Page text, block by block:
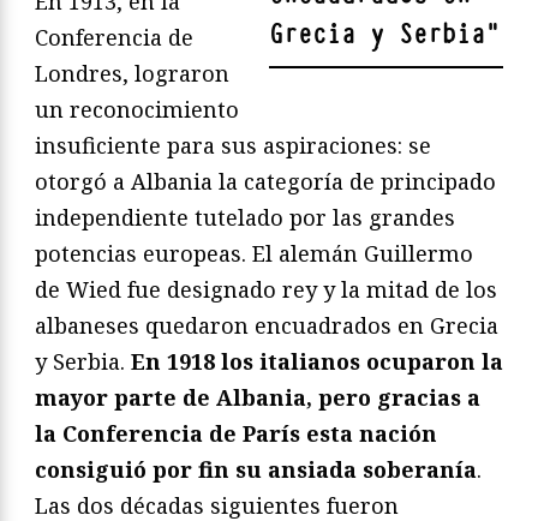
Grecia y Serbia"
Conferencia de
Londres, lograron
un reconocimiento
insuficiente para sus aspiraciones: se
otorgó a Albania la categoría de principado
independiente tutelado por las grandes
potencias europeas. El alemán Guillermo
de Wied fue designado rey y la mitad de los
albaneses quedaron encuadrados en Grecia
y Serbia. En 1918 los italianos ocuparon la
mayor parte de Albania, pero gracias a
la Conferencia de París esta nación
consiguió por fin su ansiada soberanía.
Las dos décadas siguientes fueron